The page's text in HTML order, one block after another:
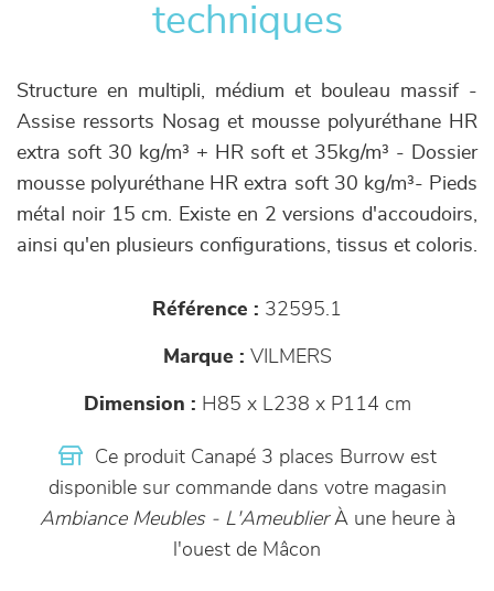
techniques
Structure en multipli, médium et bouleau massif -
Assise ressorts Nosag et mousse polyuréthane HR
extra soft 30 kg/m³ + HR soft et 35kg/m³ - Dossier
mousse polyuréthane HR extra soft 30 kg/m³- Pieds
métal noir 15 cm. Existe en 2 versions d'accoudoirs,
ainsi qu'en plusieurs configurations, tissus et coloris.
Référence : 32595.1
Marque : VILMERS
Dimension : H85 x L238 x P114 cm
Ce produit Canapé 3 places Burrow est
disponible sur commande dans votre magasin
Ambiance Meubles - L'AmeublierÀ une heure à
l'ouest de Mâcon